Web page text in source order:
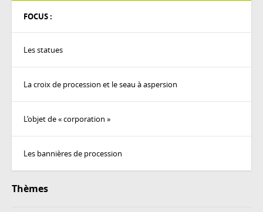
FOCUS :
Les statues
La croix de procession et le seau à aspersion
L’objet de « corporation »
Les bannières de procession
Thèmes